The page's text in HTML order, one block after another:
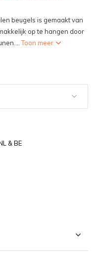
beugels is gemaakt van
op te hangen door
Toon meer
& BE